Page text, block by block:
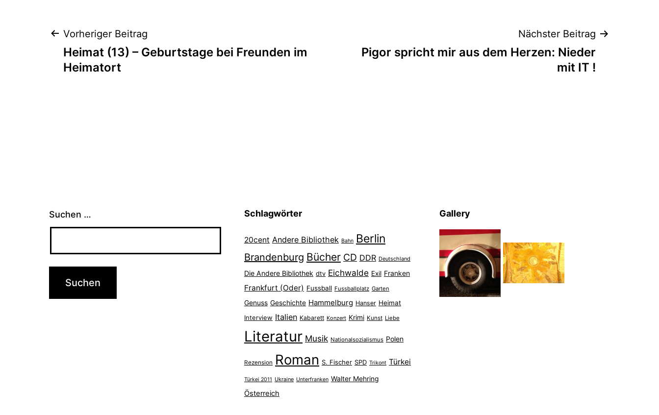
Beitragsnavigation
Vorheriger Beitrag
Heimat (13) – Geburtstage bei Freunden im
Heimatort
Nächster Beitrag
Pigor spricht mir aus dem Herzen: Nieder
mit IT !
Suchen … Schlagwörter
20cent Andere Bibliothek Bahn Berlin
Brandenburg Bücher CD DDR Deutschland
Die Andere Bibliothek dtv Eichwalde Exil Franken
Frankfurt (Oder) Fussball Fussballplatz Garten
Genuss Geschichte Hammelburg Hanser Heimat
Interview Italien Kabarett Konzert Krimi Kunst Liebe
Literatur Musik Nationalsozialismus Polen
Rezension Roman S. Fischer SPD Trikont Türkei
Türkei 2011 Ukraine Unterfranken Walter Mehring
Österreich
Gallery